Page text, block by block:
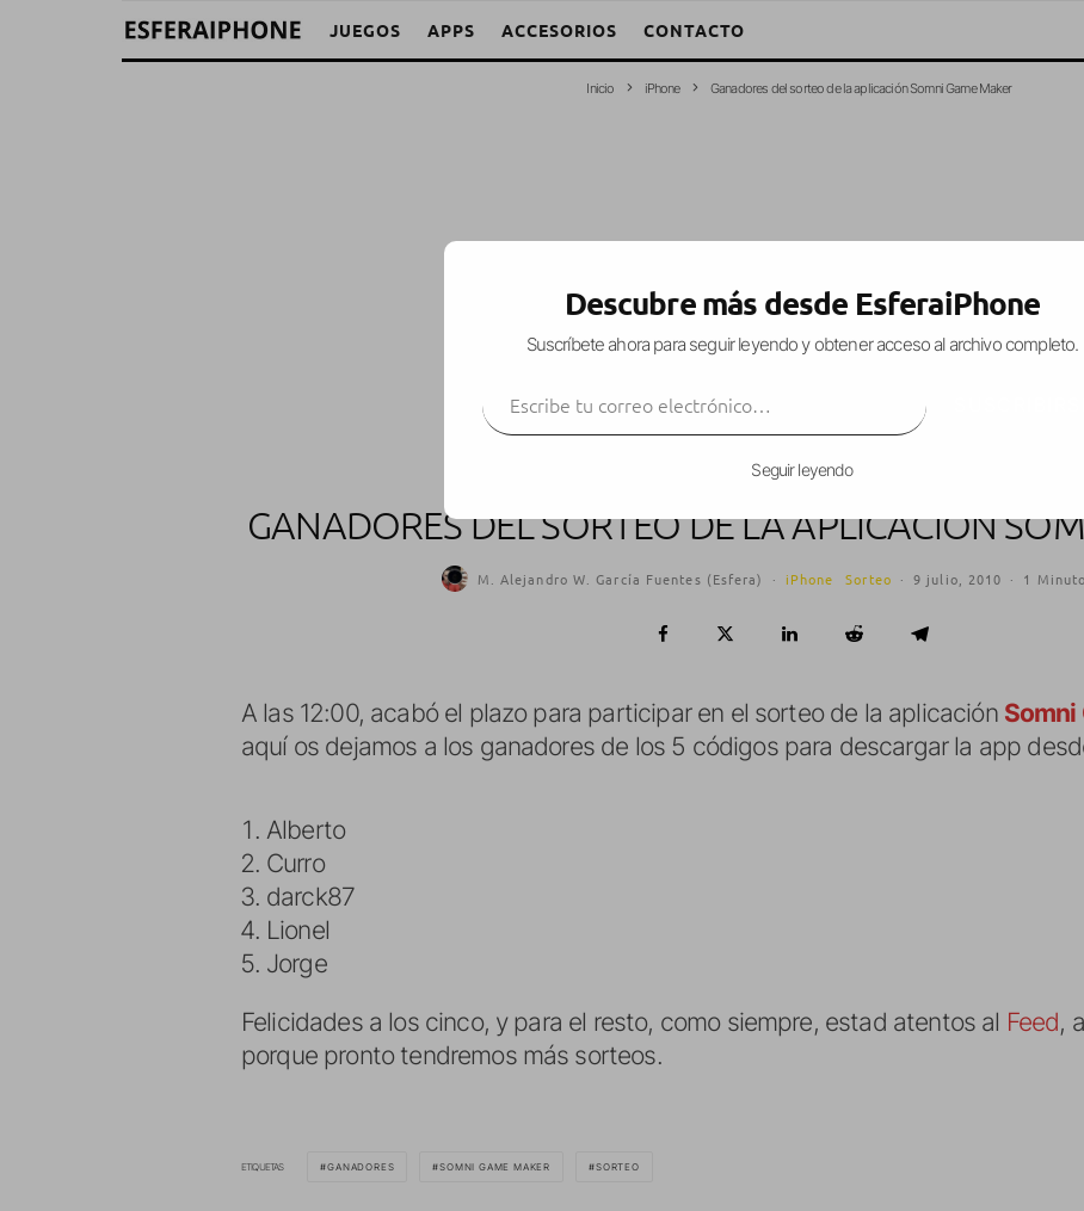
JUEGOS APPS ACCESORIOS CONTACTO
Inicio iPhone Ganadores del sorteo de la aplicación Somni Game Maker
GANADORES DEL SORTEO DE LA APLICACIÓN
M. Alejandro W. García Fuentes (Esfera) · iPhone Sorteo · 9 julio, 2010 · 1
A las 12:00, acabó el plazo para participar en el sorteo de la aplicación Somni
aquí os dejamos a los ganadores de los 5 códigos para descargar la app
Alberto
Curro
darck87
Lionel
Jorge
Felicidades a los cinco, y para el resto, como siempre, estad atentos al Feed,
porque pronto tendremos más sorteos.
ETIQUETAS GANADORES SOMNI GAME MAKER SORTEO
Descubre más desde EsferaiPhone
Suscríbete ahora para seguir leyendo y obtener acceso al archivo completo.
Seguir leyendo